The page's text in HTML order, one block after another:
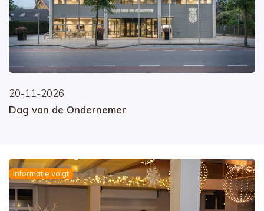
20-11-2026
Dag van de Ondernemer
Informatie volgt